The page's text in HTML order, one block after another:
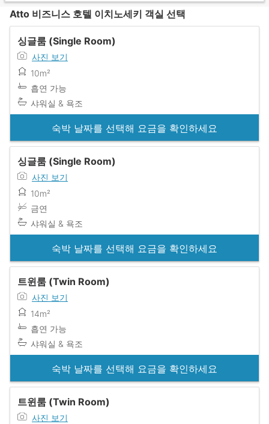
Atto 비즈니스 호텔 이치노세키 객실 선택
싱글룸 (Single Room)
사진 보기
10m²
흡연 가능
샤워실 & 욕조
숙박 날짜를 선택해 요금을 확인하세요
싱글룸 (Single Room)
사진 보기
10m²
금연
샤워실 & 욕조
숙박 날짜를 선택해 요금을 확인하세요
트윈룸 (Twin Room)
사진 보기
14m²
흡연 가능
샤워실 & 욕조
숙박 날짜를 선택해 요금을 확인하세요
트윈룸 (Twin Room)
사진 보기